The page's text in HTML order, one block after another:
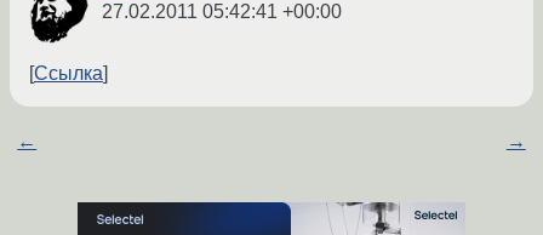
27.02.2011 05:42:41 +00:00
Ссылка
← →